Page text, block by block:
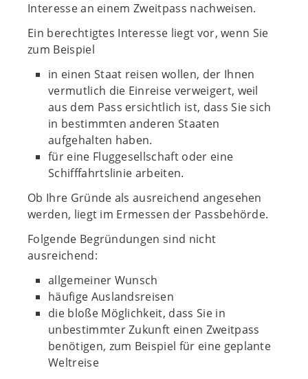
Interesse an einem Zweitpass nachweisen.
Ein berechtigtes Interesse liegt vor, wenn Sie
zum Beispiel
in einen Staat reisen wollen, der Ihnen
vermutlich die Einreise verweigert, weil
aus dem Pass ersichtlich ist, dass Sie sich
in bestimmten anderen Staaten
aufgehalten haben.
für eine Fluggesellschaft oder eine
Schifffahrtslinie arbeiten.
Ob Ihre Gründe als ausreichend angesehen
werden, liegt im Ermessen der Passbehörde.
Folgende Begründungen sind nicht
ausreichend:
allgemeiner Wunsch
häufige Auslandsreisen
die bloße Möglichkeit, dass Sie in
unbestimmter Zukunft einen Zweitpass
benötigen, zum Beispiel für eine geplante
Weltreise